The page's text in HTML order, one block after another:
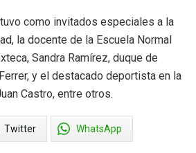
como invitados especiales a la
la docente de la Escuela Normal
Sandra Ramírez, duque de
y el destacado deportista en la
Castro, entre otros.
Twitter WhatsApp